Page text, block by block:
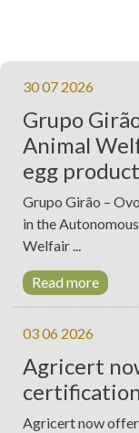
30 07 2026
Grupo
Animal
egg
Grupo Girão –
in the
Welfair ...
Read more
03 06 2026
Agricert
Agricert now